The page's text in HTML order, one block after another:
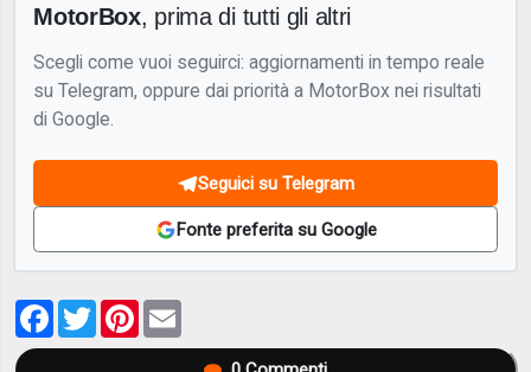
MotorBox, prima di tutti gli altri
Scegli come vuoi seguirci: aggiornamenti in tempo reale
su Telegram, oppure dai priorità a MotorBox nei risultati
di Google.
Seguici su Telegram
Fonte preferita su Google
Facebook
TwitterPinterest